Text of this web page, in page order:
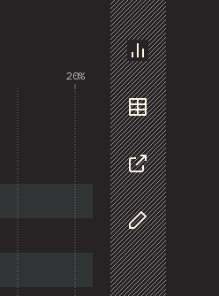
График
Данные
Поделиться
Изменить
20%